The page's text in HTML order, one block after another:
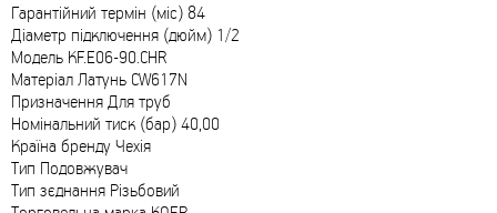
Гарантійний термін (міс) 84
Діаметр підключення (дюйм) 1/2
Мoдель KF.E06-90.CHR
Матеріал Латунь CW617N
Призначення Для труб
Номінальний тиск (бар) 40,00
Країна бренду Чехія
Тип Подовжувач
Тип зєднання Різьбовий